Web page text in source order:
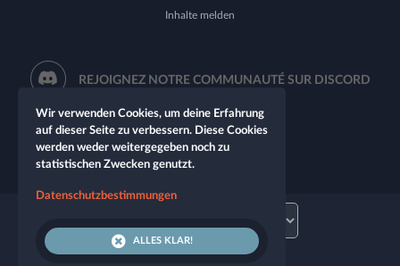
Inhalte melden
REJOIGNEZ NOTRE COMMUNAUTÉ SUR DISCORD
Wir verwenden Cookies, um deine Erfahrung
auf dieser Seite zu verbessern. Diese Cookies
werden weder weitergegeben noch zu
statistischen Zwecken genutzt.
Datenschutzbestimmungen
ALLES KLAR!